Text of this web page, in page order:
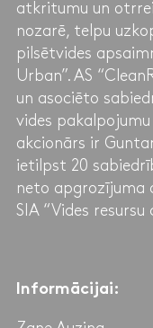
atkritumu un
nozarē, telpu
pilsētvides
Urban”. AS
un asociēto
vides pakalpojumu
akcionārs ir
ietilpst 20
neto apgrozījuma
SIA “Vides resursu
Informācijai: